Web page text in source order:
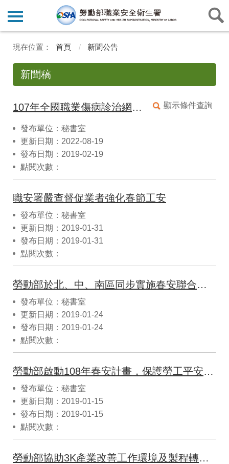
首頁 新聞公告
新聞稿
顯示條件查詢
107年全國職業傷病診治網絡職業疾病通報統計概況。
發布單位：秘書室
更新日期：2022-08-19
發布日期：2019-02-19
點閱次數：
職安署嚴查督促業者強化春節工安
發布單位：秘書室
更新日期：2019-01-31
發布日期：2019-01-31
點閱次數：
勞動部於北、中、南區同步實施春安聯合檢查，保護勞工平安過好年。
發布單位：秘書室
更新日期：2019-01-24
發布日期：2019-01-24
點閱次數：
勞動部啟動108年春安計畫，保護勞工平安過好年。
發布單位：秘書室
更新日期：2019-01-15
發布日期：2019-01-15
點閱次數：
勞動部協助3K產業改善工作環境及製程轉型，打造友善勞工的安全健康工作環境。